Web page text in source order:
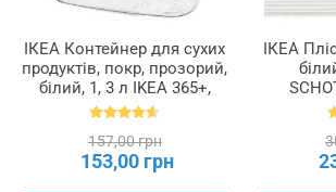
ІКЕА Контейнер для сухих
продуктів, покр, прозорий,
білий, 1, 3 л IKEA 365+,
800.667.23
157,00 грн
153,00 грн
ІКЕА